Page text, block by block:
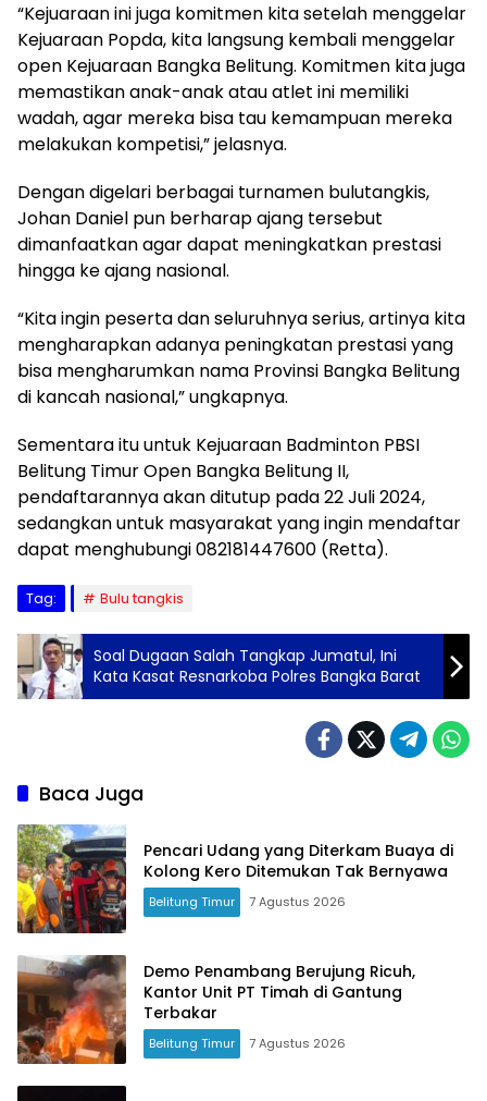
“Kejuaraan ini juga komitmen kita setelah menggelar
Kejuaraan Popda, kita langsung kembali menggelar
open Kejuaraan Bangka Belitung. Komitmen kita juga
memastikan anak-anak atau atlet ini memiliki
wadah, agar mereka bisa tau kemampuan mereka
melakukan kompetisi,” jelasnya.
Dengan digelari berbagai turnamen bulutangkis,
Johan Daniel pun berharap ajang tersebut
dimanfaatkan agar dapat meningkatkan prestasi
hingga ke ajang nasional.
“Kita ingin peserta dan seluruhnya serius, artinya kita
mengharapkan adanya peningkatan prestasi yang
bisa mengharumkan nama Provinsi Bangka Belitung
di kancah nasional,” ungkapnya.
Sementara itu untuk Kejuaraan Badminton PBSI
Belitung Timur Open Bangka Belitung II,
pendaftarannya akan ditutup pada 22 Juli 2024,
sedangkan untuk masyarakat yang ingin mendaftar
dapat menghubungi 082181447600 (Retta).
Tag: Bulu tangkis
Soal Dugaan Salah Tangkap Jumatul, Ini
Kata Kasat Resnarkoba Polres Bangka Barat
Baca Juga
Pencari Udang yang Diterkam Buaya di
Kolong Kero Ditemukan Tak Bernyawa
Belitung Timur 7 Agustus 2026
Demo Penambang Berujung Ricuh,
Kantor Unit PT Timah di Gantung
Terbakar
Belitung Timur 7 Agustus 2026